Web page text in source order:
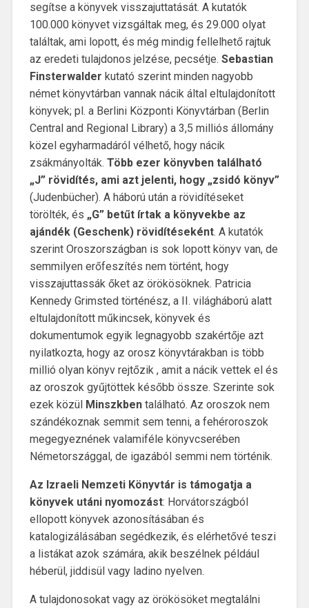
segítse a könyvek visszajuttatását. A kutatók
100.000 könyvet vizsgáltak meg, és 29.000 olyat
találtak, ami lopott, és még mindig fellelhető rajtuk
az eredeti tulajdonos jelzése, pecsétje. Sebastian
Finsterwalder kutató szerint minden nagyobb
német könyvtárban vannak nácik által eltulajdonított
könyvek; pl. a Berlini Központi Könyvtárban (Berlin
Central and Regional Library) a 3,5 milliós állomány
közel egyharmadáról vélhető, hogy nácik
zsákmányolták. Több ezer könyvben található
„J” rövidítés, ami azt jelenti, hogy „zsidó könyv”
(Judenbücher). A háború után a rövidítéseket
törölték, és „G” betűt írtak a könyvekbe az
ajándék (Geschenk) rövidítéseként. A kutatók
szerint Oroszországban is sok lopott könyv van, de
semmilyen erőfeszítés nem történt, hogy
visszajuttassák őket az örökösöknek. Patricia
Kennedy Grimsted történész, a II. világháború alatt
eltulajdonított műkincsek, könyvek és
dokumentumok egyik legnagyobb szakértője azt
nyilatkozta, hogy az orosz könyvtárakban is több
millió olyan könyv rejtőzik , amit a nácik vettek el és
az oroszok gyűjtöttek később össze. Szerinte sok
ezek közül Minszkbentalálható. Az oroszok nem
szándékoznak semmit sem tenni, a fehéroroszok
megegyeznének valamiféle könyvcserében
Németországgal, de igazából semmi nem történik.
Az Izraeli Nemzeti Könyvtár is támogatja a
könyvek utáni nyomozást: Horvátországból
ellopott könyvek azonosításában és
katalogizálásában segédkezik, és elérhetővé teszi
a listákat azok számára, akik beszélnek például
héberül, jiddisül vagy ladino nyelven.
A tulajdonosokat vagy az örökösöket megtalálni